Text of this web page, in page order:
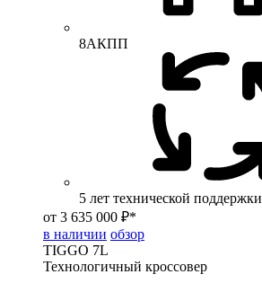
8АКПП
5 лет технической поддержки
от 3 635 000 ₽*
в наличии обзор
TIGGO 7L
Технологичный кроссовер